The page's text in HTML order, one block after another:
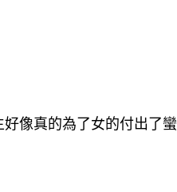
像真的為了女的付出了蠻